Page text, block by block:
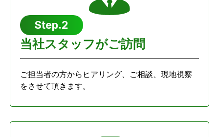
Step.2
当社スタッフがご訪問
ご担当者の方からヒアリング、ご相談、現地視察
をさせて頂きます。